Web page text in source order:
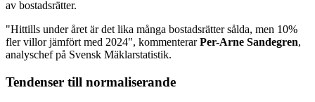
av bostadsrätter.
"Hittills under året är det lika många bostadsrätter sålda, men 10%
fler villor jämfört med 2024", kommenterarPer-Arne Sandegren,
analyschef på Svensk Mäklarstatistik.
Tendenser till normaliserande